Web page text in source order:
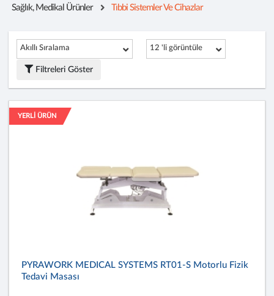
Sağlık, Medikal Ürünler Tıbbi Sistemler Ve Cihazlar
Akıllı Sıralama 12 'li görüntüle
Filtreleri Göster
YERLİ ÜRÜN
PYRAWORK MEDICAL SYSTEMS RT01-S Motorlu Fizik
Tedavi Masası